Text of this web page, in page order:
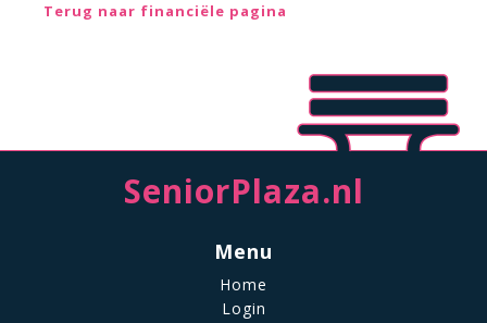
Terug naar financiële pagina
SeniorPlaza.nl
Menu
Home
Login